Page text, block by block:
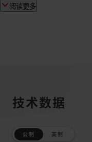
阅读更多
技术数据
公制 英制